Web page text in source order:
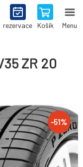
rezervace Košík Menu
35 ZR 20
-51%